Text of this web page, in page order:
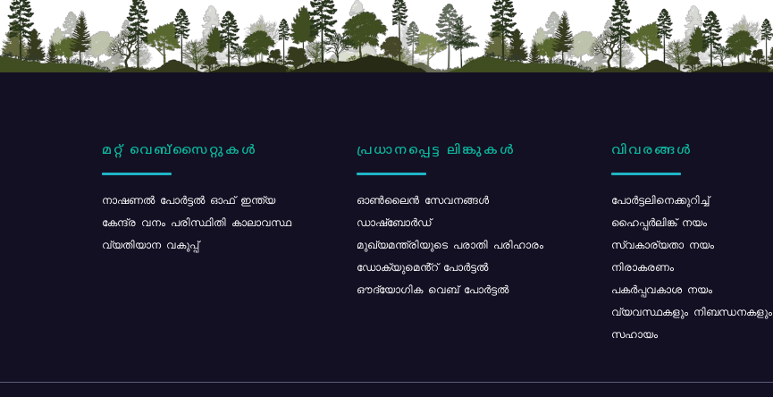
മറ്റ് വെബ്സൈറ്റുകൾ
നാഷണൽ പോർട്ടൽ ഓഫ് ഇന്ത്യ
കേന്ദ്ര വനം പരിസ്ഥിതി കാലാവസ്ഥ
വ്യതിയാന വകുപ്പ്
പ്രധാനപ്പെട്ട ലിങ്കുകൾ
ഓൺലൈൻ സേവനങ്ങൾ
ഡാഷ്ബോർഡ്
മുഖ്യമന്ത്രിയുടെ പരാതി പരിഹാരം
ഡോക്യുമെൻ്റ് പോർട്ടൽ
ഔദ്യോഗിക വെബ് പോർട്ടൽ
വിവരങ്ങൾ
പോര്‍ട്ടലിനെക്കുറിച്ച്
ഹൈപ്പർലിങ്ക് നയം
സ്വകാര്യതാ നയം
നിരാകരണം
പകർപ്പവകാശ നയം
വ്യവസ്ഥകളും നിബന്ധനകളും
സഹായം